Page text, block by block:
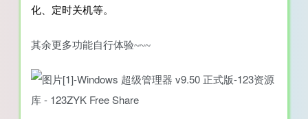
化、定时关机等。
其余更多功能自行体验~~~